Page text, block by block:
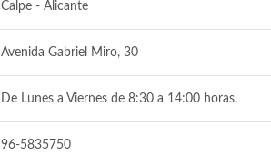
Calpe - Alicante
Avenida Gabriel Miro, 30
De Lunes a Viernes de 8:30 a 14:00 horas.
96-5835750